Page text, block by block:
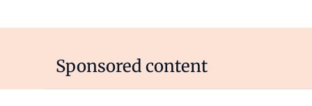
Sponsored content